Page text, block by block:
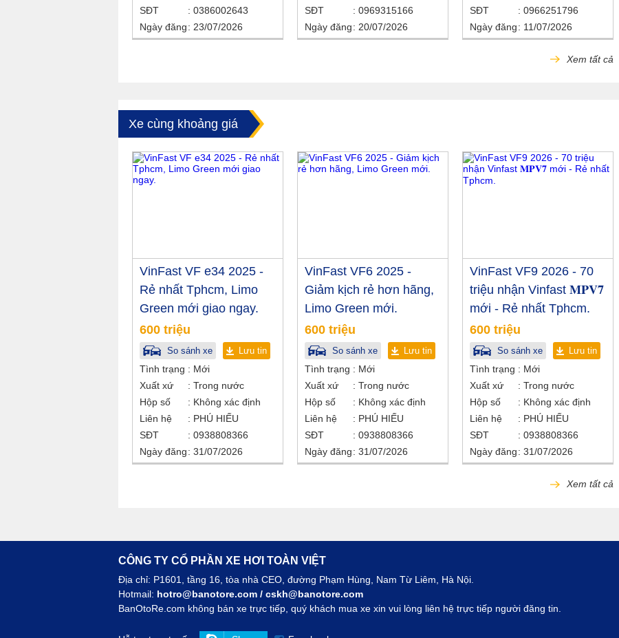
SĐT
0386002643
Ngày đăng
23/07/2026
SĐT
0969315166
Ngày đăng
20/07/2026
SĐT
0966251796
Ngày đăng
11/07/2026
Xem tất cả
Xe cùng khoảng giá
VinFast VF e34 2025 -
Rẻ nhất Tphcm, Limo
Green mới giao ngay.
600 triệu
So sánh xe Lưu tin
Tình trạng
Mới
Xuất xứ
Trong nước
Hộp số
Không xác định
Liên hệ
PHÚ HIẾU
SĐT
0938808366
Ngày đăng
31/07/2026
VinFast VF6 2025 -
Giảm kịch rẻ hơn hãng,
Limo Green mới.
600 triệu
So sánh xe Lưu tin
Tình trạng
Mới
Xuất xứ
Trong nước
Hộp số
Không xác định
Liên hệ
PHÚ HIẾU
SĐT
0938808366
Ngày đăng
31/07/2026
VinFast VF9 2026 - 70
triệu nhận Vinfast 𝐌𝐏𝐕𝟕
mới - Rẻ nhất Tphcm.
600 triệu
So sánh xe Lưu tin
Tình trạng
Mới
Xuất xứ
Trong nước
Hộp số
Không xác định
Liên hệ
PHÚ HIẾU
SĐT
0938808366
Ngày đăng
31/07/2026
Xem tất cả
CÔNG TY CỔ PHẦN XE HƠI TOÀN VIỆT
Địa chỉ: P1601, tầng 16, tòa nhà CEO, đường Phạm Hùng, Nam Từ Liêm, Hà Nội.
Hotmail: hotro@banotore.com / cskh@banotore.com
BanOtoRe.com không bán xe trực tiếp, quý khách mua xe xin vui lòng liên hệ trực tiếp người đăng tin.